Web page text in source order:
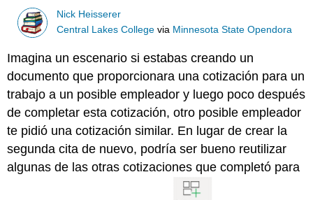
Nick Heisserer
Central Lakes College via Minnesota State Opendora
Imagina un escenario si estabas creando un
documento que proporcionara una cotización para un
trabajo a un posible empleador y luego poco después
de completar esta cotización, otro posible empleador
te pidió una cotización similar. En lugar de crear la
segunda cita de nuevo, podría ser bueno reutilizar
algunas de las otras cotizaciones que completó para